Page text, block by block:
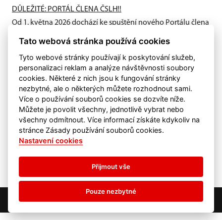
DŮLEŽITÉ: PORTÁL ČLENA ČSLH!!
Od 1. května 2026 dochází ke spuštění nového Portálu člena
osob...
eSports s.r.o. RSS
Tato webová stránka používá cookies
Tyto webové stránky používají k poskytování služeb,
personalizaci reklam a analýze návštěvnosti soubory
cookies. Některé z nich jsou k fungování stránky
nezbytné, ale o některých můžete rozhodnout sami.
Více o používání souborů cookies se dozvíte níže.
Můžete je povolit všechny, jednotlivě vybrat nebo
všechny odmítnout. Více informací získáte kdykoliv na
stránce Zásady používání souborů cookies.
Nastavení cookies
Přijmout vše
Pouze nezbytné